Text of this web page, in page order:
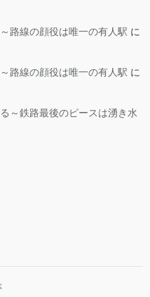
路線の顔役は唯一の有人駅 に
路線の顔役は唯一の有人駅 に
～鉄路最後のピースは湧き水